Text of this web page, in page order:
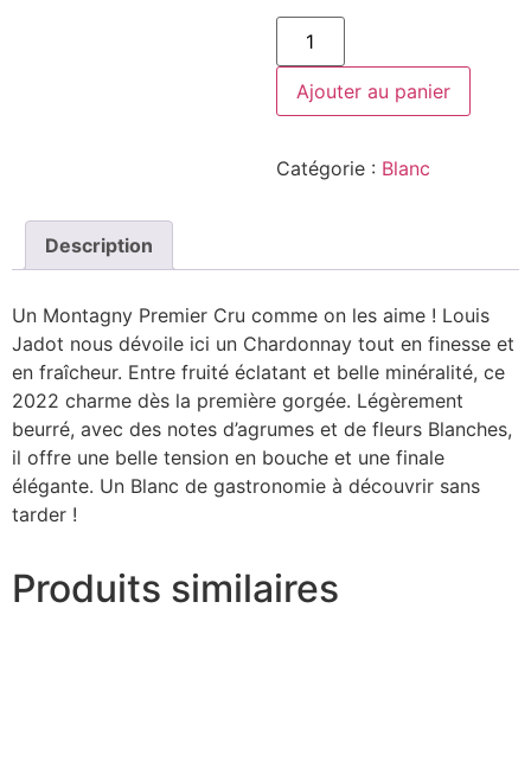
quantité
Louis
Jadot
Les
2022
Ajouter au panier
Catégorie : Blanc
Description
Un Montagny Premier Cru comme on les aime ! Louis
Jadot nous dévoile ici un Chardonnay tout en finesse et
en fraîcheur. Entre fruité éclatant et belle minéralité, ce
2022 charme dès la première gorgée. Légèrement
beurré, avec des notes d’agrumes et de fleurs Blanches,
il offre une belle tension en bouche et une finale
élégante. Un Blanc de gastronomie à découvrir sans
tarder !
Produits similaires